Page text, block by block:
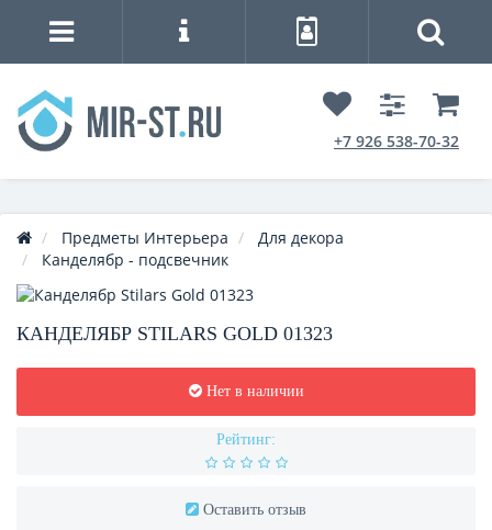
+7 926 538-70-32
Предметы Интерьера
Для декора
Канделябр - подсвечник
КАНДЕЛЯБР STILARS GOLD 01323
Нет в наличии
Рейтинг:
Оставить отзыв